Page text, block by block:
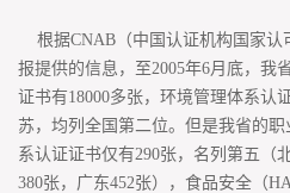
根据CNAB（中国认证机构国家认
报提供的信息，至2005年6月底，我
证书有18000多张，环境管理体系认
苏，均列全国第二位。但是我省的
系认证证书仅有290张，名列第五（
380张，广东452张），食品安全（